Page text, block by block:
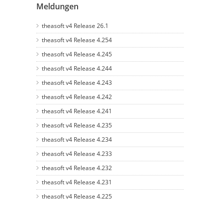
Meldungen
theasoft v4 Release 26.1
theasoft v4 Release 4.254
theasoft v4 Release 4.245
theasoft v4 Release 4.244
theasoft v4 Release 4.243
theasoft v4 Release 4.242
theasoft v4 Release 4.241
theasoft v4 Release 4.235
theasoft v4 Release 4.234
theasoft v4 Release 4.233
theasoft v4 Release 4.232
theasoft v4 Release 4.231
theasoft v4 Release 4.225